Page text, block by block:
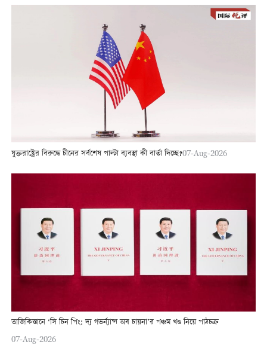
যুক্তরাষ্ট্রের বিরুদ্ধে চীনের সর্বশেষ পাল্টা ব্যবস্থা কী বার্তা দিচ্ছে?07-Aug-2026
তাজিকিস্তানে ‘সি চিন পিং: দ্য গভর্ন্যান্স অব চায়না’র পঞ্চম খণ্ড নিয়ে পাঠচক্র
07-Aug-2026